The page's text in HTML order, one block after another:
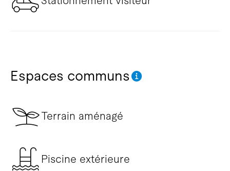
Espaces communs
Terrain aménagé
Piscine extérieure